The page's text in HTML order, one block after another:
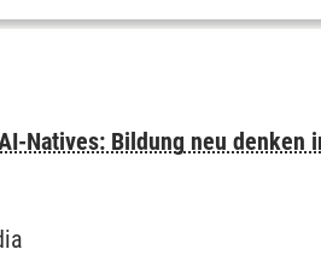
Natives: Bildung neu